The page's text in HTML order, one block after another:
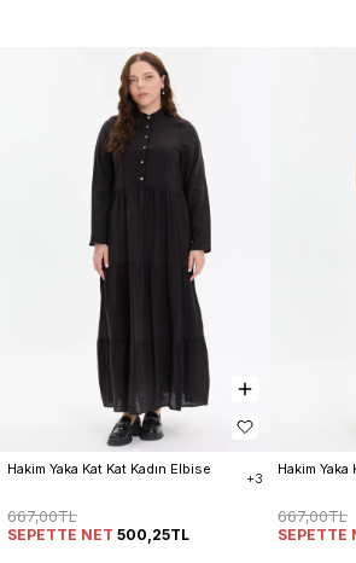
Hakim Yaka Kat Kat Kadın Elbise
+3
667,00TL
SEPETTE NET 500,25TL
Hakim Yaka
667,00TL
SEPETTE